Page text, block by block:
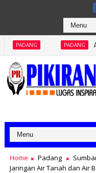
PADANG Abaikan
Home Padang
Jaringan Air Tanah dan Air